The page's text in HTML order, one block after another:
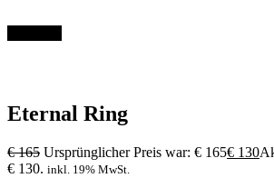
Eternal Ring
€165 Ursprünglicher Preis war: € 165€ 130
€ 130. inkl. 19% MwSt.